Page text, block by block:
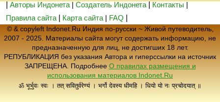
|Авторы Индонета|Создатель Индонета|Контакты|
Правила сайта
Карта сайта | FAQ
© & copyleft Indonet.Ru Индия по-русски ~ Живой путеводитель,
2007 - 2025. Материалы сайта могут содержать информацию, не
предназначенную для лиц, не достигших 18 лет.
РЕПУБЛИКАЦИЯ без указания Автора и гиперссылки на источник
ЗАПРЕЩЕНА. Подробнее О правилах размещения и
использования материалов Indonet.Ru
ॐ भूर्भुवः स्वः । तत् सवितुर्वरेण्यं । भर्गो देवस्य धीमहि । धियो यो नः प्रचोदयात् ॥